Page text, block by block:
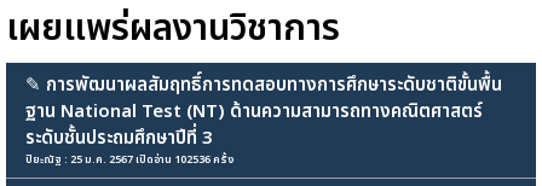
เผยแพร่ผลงานวิชาการ
✎ การพัฒนาผลสัมฤทธิ์การทดสอบทางการศึกษาระดับชาติขั้นพื้น
ฐาน National Test (NT) ด้านความสามารถทางคณิตศาสตร์
ระดับชั้นประถมศึกษาปีที่ 3
ปิยะณัฐ : 25 ม.ค. 2567 เปิดอ่าน 102536 ครั้ง